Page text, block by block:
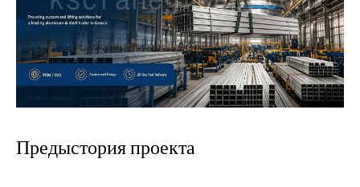
Предыстория проекта